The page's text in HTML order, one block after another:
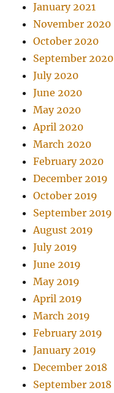
January 2021
November 2020
October 2020
September 2020
July 2020
June 2020
May 2020
April 2020
March 2020
February 2020
December 2019
October 2019
September 2019
August 2019
July 2019
June 2019
May 2019
April 2019
March 2019
February 2019
January 2019
December 2018
September 2018